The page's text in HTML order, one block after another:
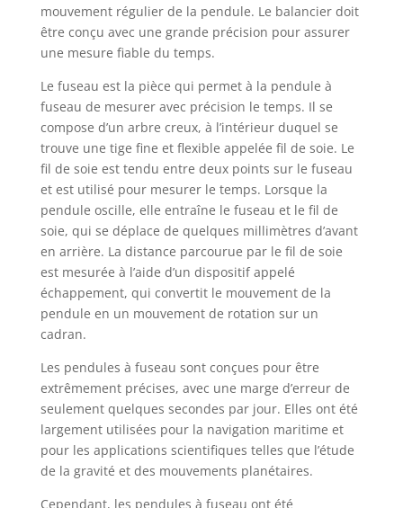
mouvement régulier de la pendule. Le balancier doit
être conçu avec une grande précision pour assurer
une mesure fiable du temps.
Le fuseau est la pièce qui permet à la pendule à
fuseau de mesurer avec précision le temps. Il se
compose d’un arbre creux, à l’intérieur duquel se
trouve une tige fine et flexible appelée fil de soie. Le
fil de soie est tendu entre deux points sur le fuseau
et est utilisé pour mesurer le temps. Lorsque la
pendule oscille, elle entraîne le fuseau et le fil de
soie, qui se déplace de quelques millimètres d’avant
en arrière. La distance parcourue par le fil de soie
est mesurée à l’aide d’un dispositif appelé
échappement, qui convertit le mouvement de la
pendule en un mouvement de rotation sur un
cadran.
Les pendules à fuseau sont conçues pour être
extrêmement précises, avec une marge d’erreur de
seulement quelques secondes par jour. Elles ont été
largement utilisées pour la navigation maritime et
pour les applications scientifiques telles que l’étude
de la gravité et des mouvements planétaires.
Cependant, les pendules à fuseau ont été